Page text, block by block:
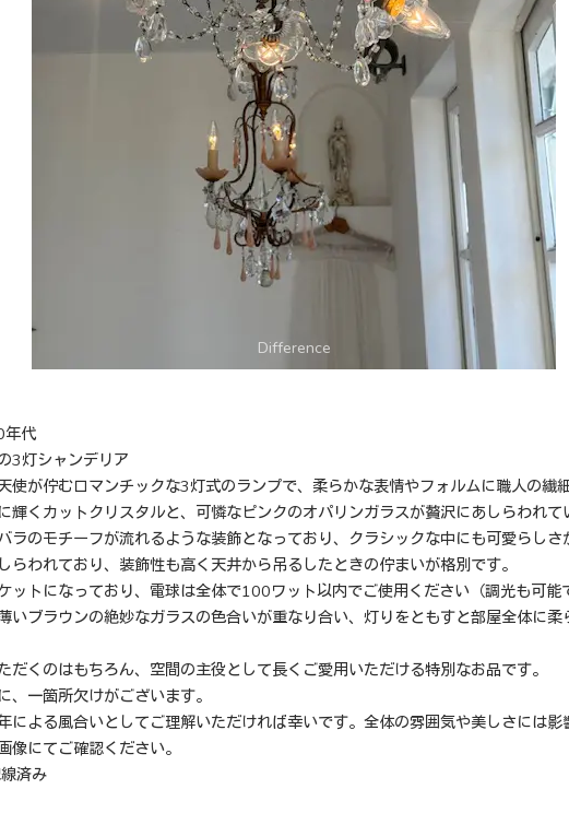
年代
3灯シャンデリア
使が佇むロマンチックな3灯式のランプで、柔らかな表情やフォルムに職人の繊
輝くカットクリスタルと、可憐なピンクのオパリンガラスが贅沢にあしらわれて
ラのモチーフが流れるような装飾となっており、クラシックな中にも可愛らしさ
らわれており、装飾性も高く天井から吊るしたときの佇まいが格別です。
ットになっており、電球は全体で100ワット以内でご使用ください（調光も可能
いブラウンの絶妙なガラスの色合いが重なり合い、灯りをともすと部屋全体に
だくのはもちろん、空間の主役として長くご愛用いただける特別なお品です。
一箇所欠けがございます。
による風合いとしてご理解いただければ幸いです。全体の雰囲気や美しさには
にてご確認ください。
済み